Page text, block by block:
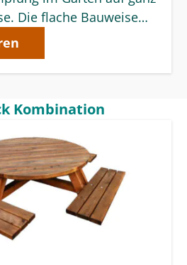
Die flache Bauweise…
Kombination